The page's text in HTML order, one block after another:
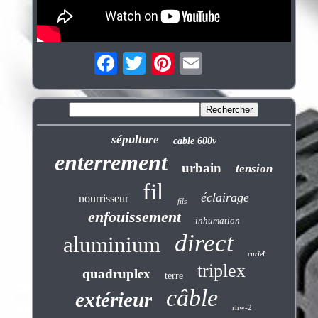
sépulture cable 600v
enterrement urbain tension
nourrisseur fil fils éclairage
enfouissement inhumation
aluminium direct curiel
quadruplex terre triplex
extérieur câble rhw-2